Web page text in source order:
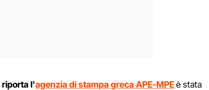
riporta l'agenzia di stampa greca APE-MPEè stata